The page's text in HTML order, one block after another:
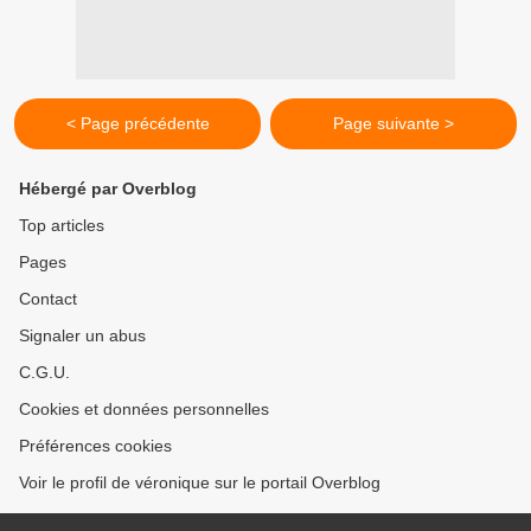
< Page précédente Page suivante >
Hébergé par Overblog
Top articles
Pages
Contact
Signaler un abus
C.G.U.
Cookies et données personnelles
Préférences cookies
Voir le profil de véronique sur le portail Overblog